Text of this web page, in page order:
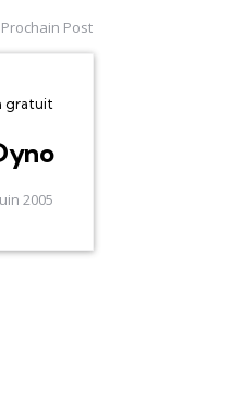
Prochain Post
gratuit
2005